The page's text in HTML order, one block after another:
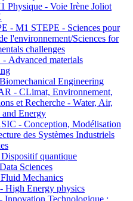
Physique - Voie Irène Joliot
- M1 STEPE - Sciences pour
l'environnement/Sciences for
challenges
Advanced materials
Engineering
- CLimat, Environnement,
et Recherche - Water, Air,
Energy
- Conception, Modélisation
des Systèmes Industriels
quantique
Sciences
Mechanics
High Energy physics
Technologique :